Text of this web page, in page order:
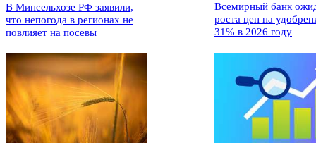
В Минсельхозе РФ заявили,
что непогода в регионах не
повлияет на посевы
Всемирный банк
роста цен на
31% в 2026 году